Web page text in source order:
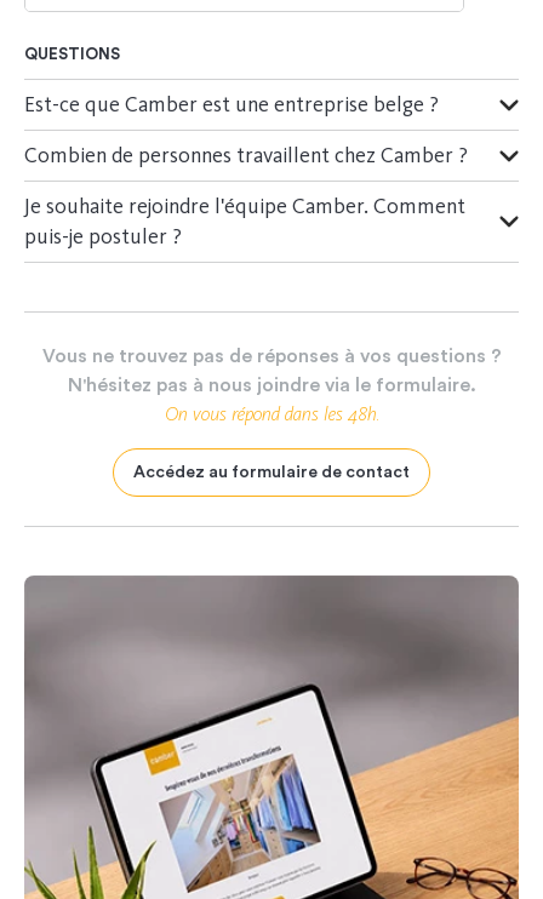
Professionnels, partenariats et presse
Administratif (factures, TVA,... )
Préparer la livraison et la pose de Camber
Les spécifications liées au chantier
La gamme et les prix Camber
Le service Camber
FAQ Accessoires bureau
FAQ Bureau
QUESTIONS
Est-ce que Camber est une entreprise belge ?
Combien de personnes travaillent chez Camber ?
Je souhaite rejoindre l'équipe Camber. Comment
puis-je postuler ?
Vous ne trouvez pas de réponses à vos questions ?
N'hésitez pas à nous joindre via le formulaire.
On vous répond dans les 48h.
Accédez au formulaire de contact